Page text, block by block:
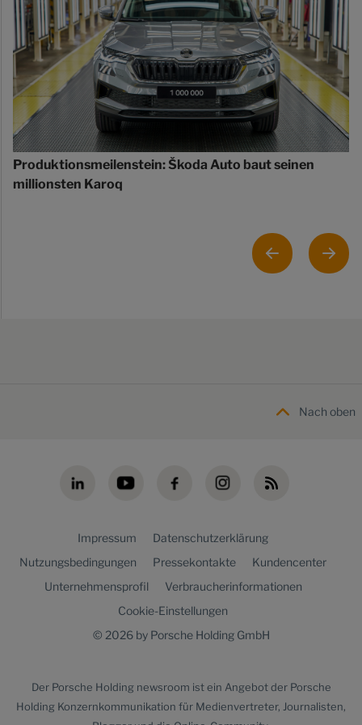
Produktionsmeilenstein: Škoda Auto baut seinen
millionsten Karoq
Nach oben
Impressum
Datenschutzerklärung
Nutzungsbedingungen
Pressekontakte
Kundencenter
Unternehmensprofil
Verbraucherinformationen
Cookie-Einstellungen
© 2026 by Porsche Holding GmbH
Der Porsche Holding newsroom ist ein Angebot der Porsche
Holding Konzernkommunikation für Medienvertreter, Journalisten,